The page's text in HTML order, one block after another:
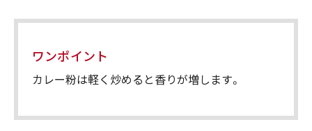
ワンポイント
カレー粉は軽く炒めると香りが増します。